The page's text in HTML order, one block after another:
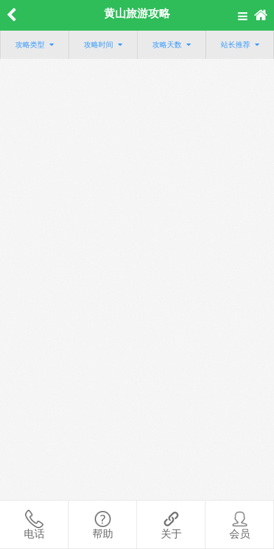
黄山旅游攻略
攻略类型 攻略时间 攻略天数 站长推荐
电话 帮助 关于 会员